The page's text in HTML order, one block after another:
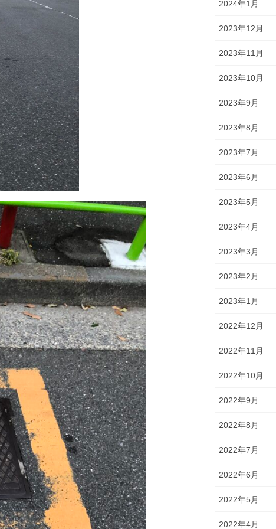
2024年1月
2023年12月
2023年11月
2023年10月
2023年9月
2023年8月
2023年7月
2023年6月
2023年5月
2023年4月
2023年3月
2023年2月
2023年1月
2022年12月
2022年11月
2022年10月
2022年9月
2022年8月
2022年7月
2022年6月
2022年5月
2022年4月